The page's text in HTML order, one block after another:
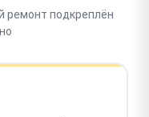
подкреплён